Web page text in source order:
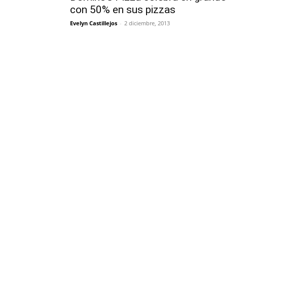
con 50% en sus pizzas
Evelyn Castillejos - 2 diciembre, 2013